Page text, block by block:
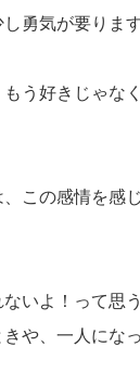
勇気が要ります
う好きじゃな
この感情を感
いよ！って思
や、一人にな